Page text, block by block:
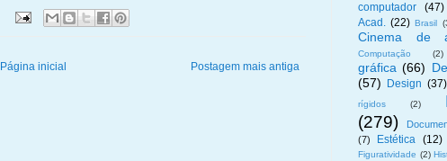
Postagem mais antiga
Página inicial
computador
(47)
Acad. (22) Brasil
Cinema de
Computação (2)
gráfica (66)
(57)
Design (37)
rígidos
(2)
(279)
(7)
Estética (12)
Figuratividade (2)